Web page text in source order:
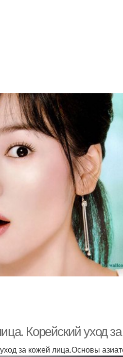
Корейский уход
за кожей лица.Основы